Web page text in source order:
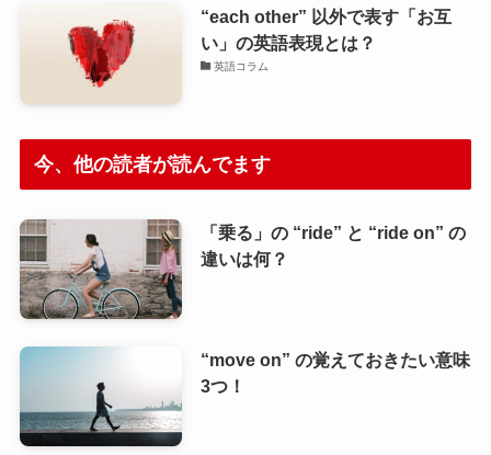
“each other” 以外で表す「お互
い」の英語表現とは？
英語コラム
今、他の読者が読んでます
「乗る」の “ride” と “ride on” の
違いは何？
“move on” の覚えておきたい意味
3つ！